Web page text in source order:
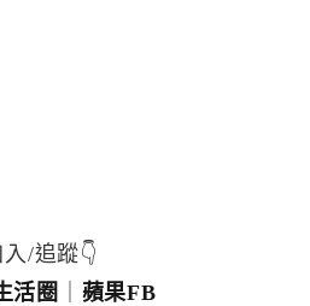
入/追蹤👇
活圈
蘋果FB